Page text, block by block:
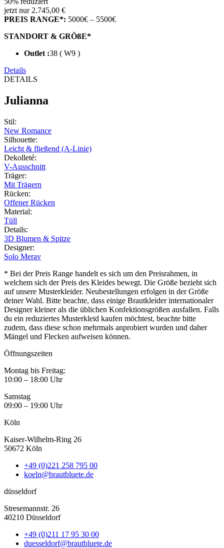
jetzt nur 2.745,00 €
PREIS RANGE*: 5000€ – 5500€
STANDORT & GRÖßE*
Outlet :38 ( W9 )
Details
DETAILS
Julianna
Stil:
New Romance
Silhouette:
Leicht & fließend (A-Linie)
Dekolleté:
V-Ausschnitt
Träger:
Mit Trägern
Rücken:
Offener Rücken
Material:
Tüll
Details:
3D Blumen & Spitze
Designer:
Solo Merav
* Bei der Preis Range handelt es sich um den Preisrahmen, in
welchem sich der Preis des Kleides bewegt. Die Größe bezieht sich
auf unsere Musterkleider. Neubestellungen erfolgen in der Größe
deiner Wahl. Bitte beachte, dass einige Brautkleider internationaler
Designer kleiner als die üblichen Konfektionsgrößen ausfallen. Falls
du ein reduziertes Musterkleid kaufen möchtest, beachte bitte
zudem, dass diese schon mehrmals anprobiert wurden und daher
Mängel und Flecken aufweisen können.
Öffnungszeiten
Montag bis Freitag:
10:00 – 18:00 Uhr
Samstag
09:00 – 19:00 Uhr
Köln
Kaiser-Wilhelm-Ring 26
50672 Köln
+49 (0)221 258 795 00
koeln@brautbluete.de
düsseldorf
Stresemannstr. 26
40210 Düsseldorf
+49 (0)211 17 95 30 00
duesseldorf@brautbluete.de